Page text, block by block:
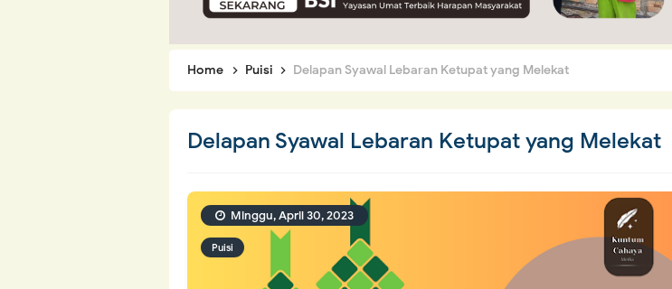
Home Puisi Delapan Syawal Lebaran Ketupat yang Melekat
Delapan Syawal Lebaran Ketupat yang Melekat
Puisi
Minggu, April 30, 2023